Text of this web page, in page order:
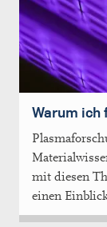
Warum ich
mit diesen
einen